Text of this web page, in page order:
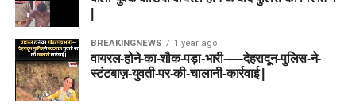
BREAKINGNEWS 1 year ago
वायरल-होने-का-शौक-पड़ा-भारी-—-देहरादून-पुलिस-ने-
स्टंटबाज़-युवती-पर-की-चालानी-कार्रवाई |